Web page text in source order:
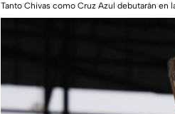
Tanto Chivas como Cruz Azul debutarán en